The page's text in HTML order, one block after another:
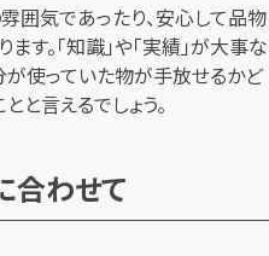
囲気であったり、安心して品物
す。「知識」や「実績」が大事な
が使っていた物が手放せるかど
言えるでしょう。
合わせて